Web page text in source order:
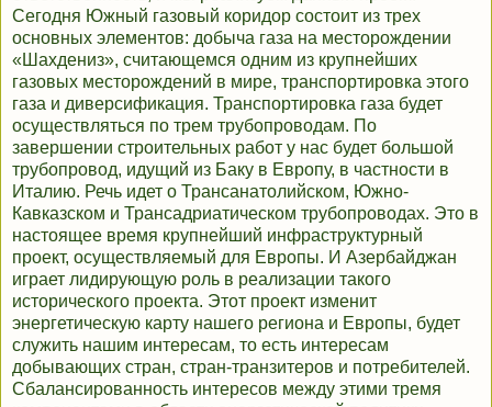
Сегодня Южный газовый коридор состоит из трех
основных элементов: добыча газа на месторождении
«Шахдениз», считающемся одним из крупнейших
газовых месторождений в мире, транспортировка этого
газа и диверсификация. Транспортировка газа будет
осуществляться по трем трубопроводам. По
завершении строительных работ у нас будет большой
трубопровод, идущий из Баку в Европу, в частности в
Италию. Речь идет о Трансанатолийском, Южно-
Кавказском и Трансадриатическом трубопроводах. Это в
настоящее время крупнейший инфраструктурный
проект, осуществляемый для Европы. И Азербайджан
играет лидирующую роль в реализации такого
исторического проекта. Этот проект изменит
энергетическую карту нашего региона и Европы, будет
служить нашим интересам, то есть интересам
добывающих стран, стран-транзитеров и потребителей.
Сбалансированность интересов между этими тремя